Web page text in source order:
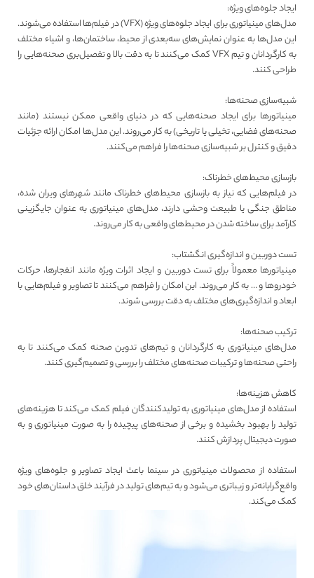
ایجاد جلوه‌های ویژه:
مدل‌های مینیاتوری برای ایجاد جلوه‌های ویژه (VFX) در فیلم‌ها استفاده می‌شوند.
این مدل‌ها به عنوان نمایش‌های سه‌بعدی از محیط، ساختمان‌ها، و اشیاء مختلف
به کارگردانان و تیم VFX کمک می‌کنند تا به دقت بالا و تفصیل‌بری صحنه‌هایی را
طراحی کنند.
شبیه‌سازی صحنه‌ها:
مینیاتورها برای ایجاد صحنه‌هایی که در دنیای واقعی ممکن نیستند (مانند
صحنه‌های فضایی، تخیلی یا تاریخی) به کار می‌روند. این مدل‌ها امکان ارائه جزئیات
دقیق و کنترل بر شبیه‌سازی صحنه‌ها را فراهم می‌کنند.
بازسازی محیط‌های خطرناک:
در فیلم‌هایی که نیاز به بازسازی محیط‌های خطرناک مانند شهرهای ویران شده،
مناطق جنگی یا طبیعت وحشی دارند، مدل‌های مینیاتوری به عنوان جایگزینی
کارآمد برای ساخته شدن در محیط‌های واقعی به کار می‌روند.
تست دوربین و اندازه‌گیری انگشتاب:
مینیاتورها معمولاً برای تست دوربین و ایجاد اثرات ویژه مانند انفجارها، حرکات
خودروها و … به کار می‌روند. این امکان را فراهم می‌کنند تا تصاویر و فیلم‌هایی با
ابعاد و اندازه‌گیری‌های مختلف به دقت بررسی شوند.
ترکیب صحنه‌ها:
مدل‌های مینیاتوری به کارگردانان و تیم‌های تدوین صحنه کمک می‌کنند تا به
راحتی صحنه‌ها و ترکیبات صحنه‌های مختلف را بررسی و تصمیم‌گیری کنند.
کاهش هزینه‌ها:
استفاده از مدل‌های مینیاتوری به تولیدکنندگان فیلم کمک می‌کند تا هزینه‌های
تولید را بهبود بخشیده و برخی از صحنه‌های پیچیده را به صورت مینیاتوری و به
صورت دیجیتال پردازش کنند.
استفاده از محصولات مینیاتوری در سینما باعث ایجاد تصاویر و جلوه‌های ویژه
واقع‌گرایانه‌تر و زیباتری می‌شود و به تیم‌های تولید در فرآیند خلق داستان‌های خود
کمک می‌کند.